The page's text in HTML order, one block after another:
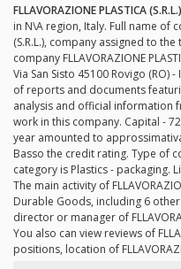
FLLAVORAZIONE PLASTICA (S.R.L.)
in N\A region, Italy. Full name of
(S.R.L.), company assigned to
company FLLAVORAZIONE
Via San Sisto 45100 Rovigo (RO)
of reports and documents
analysis and official information
work in this company. Capital -
year amounted to
Basso the credit rating. Type of
category is Plastics - packaging.
The main activity of
Durable Goods, including 6
director or manager of
You also can view reviews of
positions, location of